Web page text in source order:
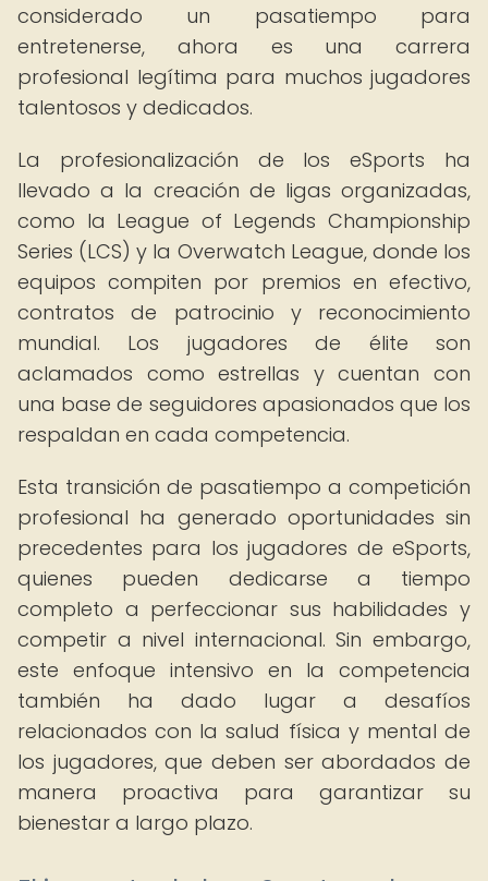
considerado un pasatiempo para
entretenerse, ahora es una carrera
profesional legítima para muchos jugadores
talentosos y dedicados.
La profesionalización de los eSports ha
llevado a la creación de ligas organizadas,
como la League of Legends Championship
Series (LCS) y la Overwatch League, donde los
equipos compiten por premios en efectivo,
contratos de patrocinio y reconocimiento
mundial. Los jugadores de élite son
aclamados como estrellas y cuentan con
una base de seguidores apasionados que los
respaldan en cada competencia.
Esta transición de pasatiempo a competición
profesional ha generado oportunidades sin
precedentes para los jugadores de eSports,
quienes pueden dedicarse a tiempo
completo a perfeccionar sus habilidades y
competir a nivel internacional. Sin embargo,
este enfoque intensivo en la competencia
también ha dado lugar a desafíos
relacionados con la salud física y mental de
los jugadores, que deben ser abordados de
manera proactiva para garantizar su
bienestar a largo plazo.